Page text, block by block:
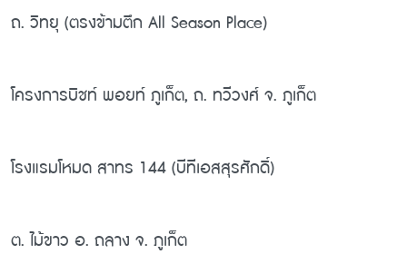
ถ. วิทยุ (ตรงข้ามตึก All Season Place)
โครงการบิชท์ พอยท์ ภูเก็ต, ถ. ทวีวงศ์ จ. ภูเก็ต
โรงแรมโหมด สาทร 144 (บีทีเอสสุรศักดิ์)
ต. ไม้ขาว อ. ถลาง จ. ภูเก็ต